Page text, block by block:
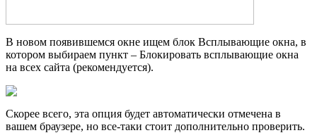
В новом появившемся окне ищем блок Всплывающие окна, в
котором выбираем пункт – Блокировать всплывающие окна
на всех сайта (рекомендуется).
Скорее всего, эта опция будет автоматически отмечена в
вашем браузере, но все-таки стоит дополнительно проверить.